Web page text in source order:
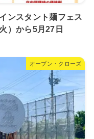
ンスタント麺フェス
）から5月27日
オープン・クローズ